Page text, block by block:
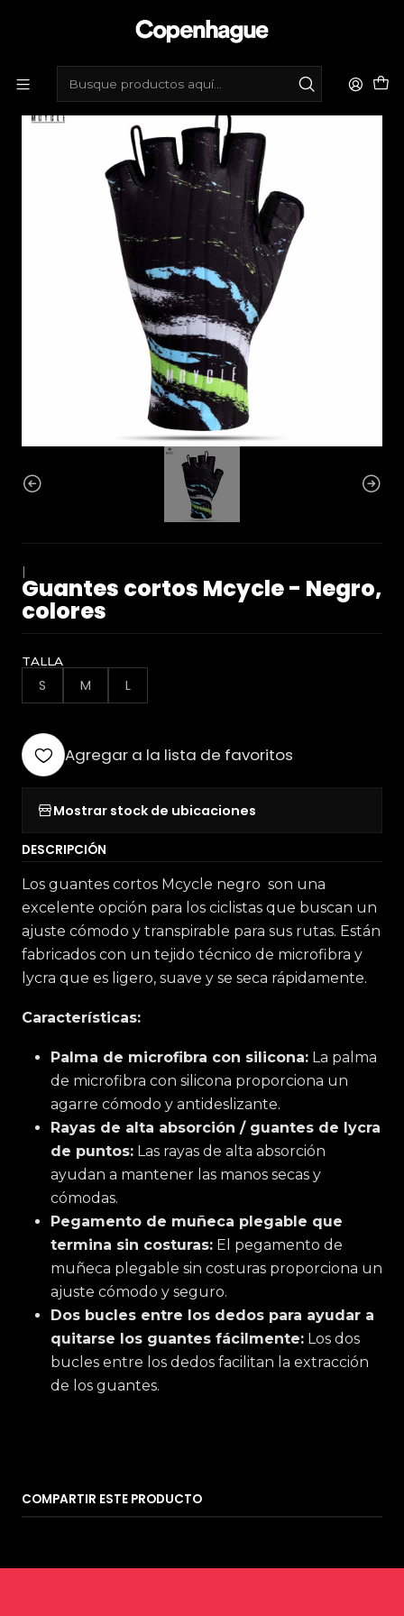
Tienda de bicicletas
Guantes cortos Mcycle - Negro, colores
|
Guantes cortos Mcycle - Negro,
colores
TALLA
S M L
Agregar a la lista de favoritos
Mostrar stock de ubicaciones
DESCRIPCIÓN
Los guantes cortos Mcycle negro son una
excelente opción para los ciclistas que buscan un
ajuste cómodo y transpirable para sus rutas. Están
fabricados con un tejido técnico de microfibra y
lycra que es ligero, suave y se seca rápidamente.
Características:
Palma de microfibra con silicona: La palma
de microfibra con silicona proporciona un
agarre cómodo y antideslizante.
Rayas de alta absorción / guantes de lycra
de puntos: Las rayas de alta absorción
ayudan a mantener las manos secas y
cómodas.
Pegamento de muñeca plegable que
termina sin costuras: El pegamento de
muñeca plegable sin costuras proporciona un
ajuste cómodo y seguro.
Dos bucles entre los dedos para ayudar a
quitarse los guantes fácilmente: Los dos
bucles entre los dedos facilitan la extracción
de los guantes.
COMPARTIR ESTE PRODUCTO